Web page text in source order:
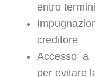
entro
creditore
Accesso a
per evitare